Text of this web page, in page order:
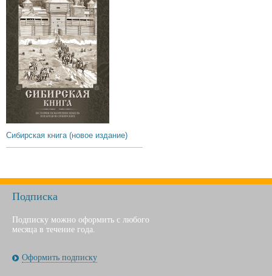
Сибирская книга (новое издание)
Подписка
Подписку можно оформить с любого
месяца в течение года.
Оформить подписку